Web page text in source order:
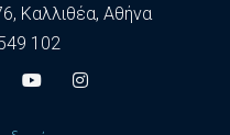
Καλλιθέα, Αθήνα
102